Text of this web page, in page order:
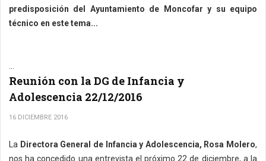
predisposición del Ayuntamiento de Moncofar y su equipo
técnico en este tema...
Reunión con la DG de Infancia y
Adolescencia 22/12/2016
16 DICIEMBRE 2016
La Directora General de Infancia y Adolescencia, Rosa Molero,
nos ha concedido una entrevista el próximo 22 de diciembre, a la